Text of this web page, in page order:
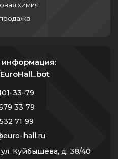
химия
информация:
33-79
33 79
71 99
hall.ru
Куйбышева, д. 38/40